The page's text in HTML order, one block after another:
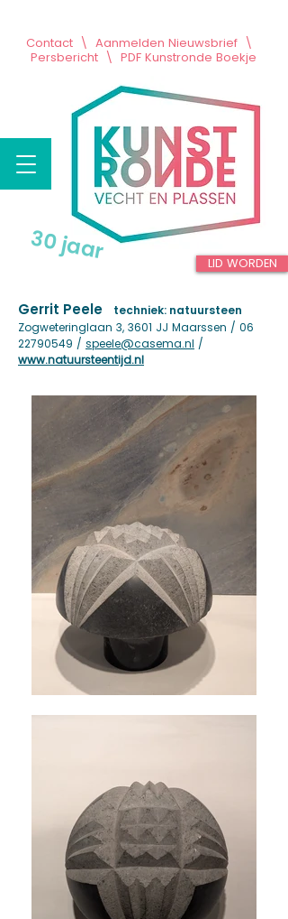
Contact \ Aanmelden Nieuwsbrief \
Persbericht \ PDF Kunstronde Boekje
LID WORDEN
30 jaar
Gerrit Peele
techniek: natuursteen
Zogweteringlaan 3, 3601 JJ Maarssen / 06
22790549 / speele@casema.nl /
www.natuursteentijd.nl